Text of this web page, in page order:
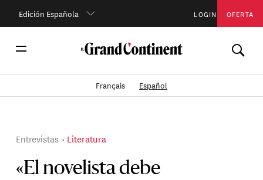
Edición Española LOGIN OFERTA
Français Español
«El novelista debe
Entrevistas Literatura